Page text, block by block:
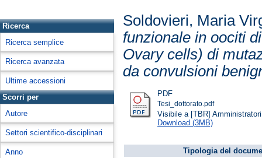
Ricerca
Ricerca semplice
Ricerca avanzata
Ultime accessioni
Scorri per
Autore
Settori scientifico-disciplinari
Anno
Soldovieri, Maria
funzionale in oociti
Ovary cells) di
da convulsioni
PDF
Tesi_dottorato.pdf
Visibile a [TBR]
Download (3MB)
Tipologia del